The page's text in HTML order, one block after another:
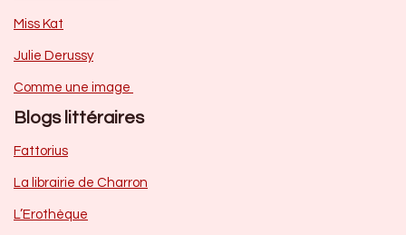
Miss Kat
Julie Derussy
Comme une image
Blogs littéraires
Fattorius
La librairie de Charron
L’Erothèque